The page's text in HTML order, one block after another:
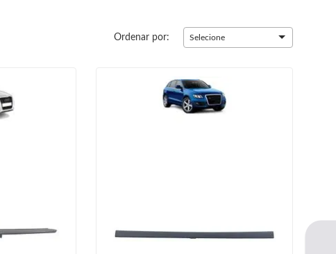
Ordenar por: Selecione